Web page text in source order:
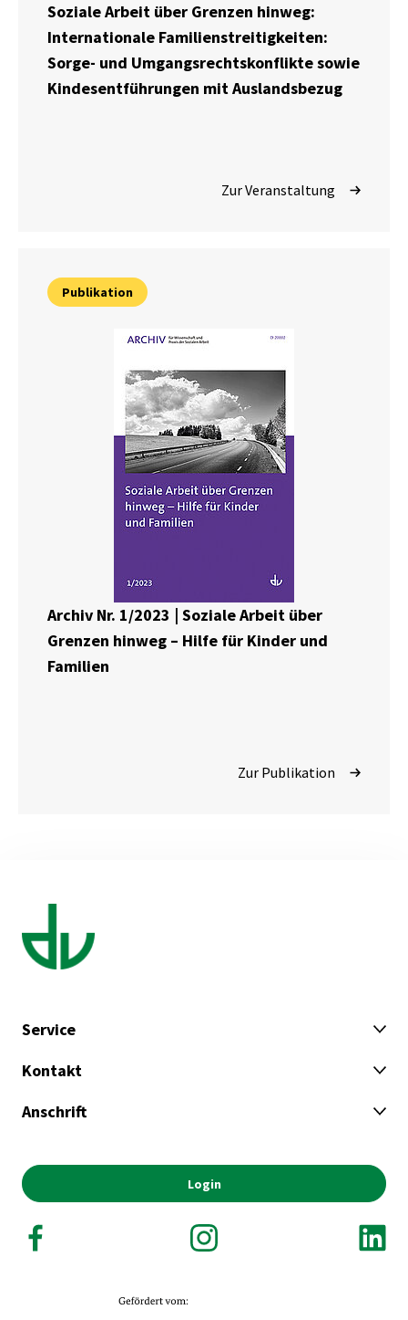
Soziale Arbeit über Grenzen hinweg:
Internationale Familienstreitigkeiten:
Sorge- und Umgangsrechtskonflikte sowie
Kindesentführungen mit Auslandsbezug
Zur Veranstaltung
Publikation
Archiv Nr. 1/2023 | Soziale Arbeit über
Grenzen hinweg – Hilfe für Kinder und
Familien
Zur Publikation
Service
Kontakt
Anschrift
Login